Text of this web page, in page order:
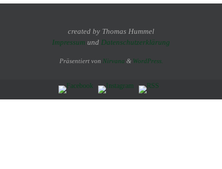
created by Thomas Hummel
Impressum und Datenschutzerklärung
Präsentiert von Nirvana & WordPress.